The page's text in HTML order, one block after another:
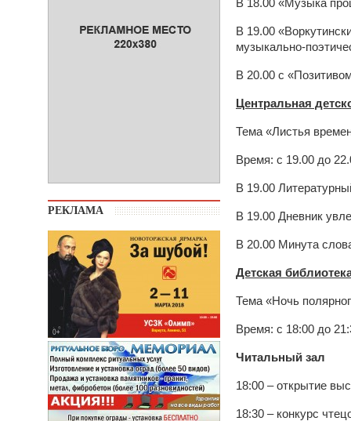
РЕКЛАМА
В 18.00 «Музыка
В 19.00
музыкально-
В 20.00 с
Центральная
Тема «Листья
Время: с 19.00 до
В 19.00
В 19.00 Дневник
В 20.00 Минута
Детская
Тема «Ночь
Время: с 18:00 до
Читальный зал
18:00 – открытие
18:30 – конкурс